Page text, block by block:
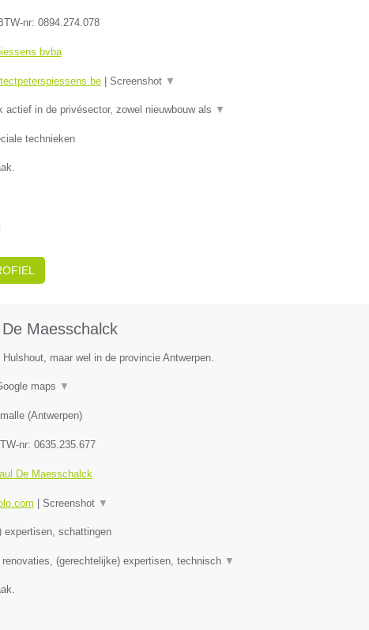
nr: 0894.274.078
bvba
| Screenshot ▼
actief in de privésector, zowel nieuwbouw als ▼
technieken
Maesschalck
maar wel in de provincie Antwerpen.
maps ▼
(Antwerpen)
nr: 0635.235.677
De Maesschalck
Screenshot ▼
expertisen, schattingen
renovaties, (gerechtelijke) expertisen, technisch ▼